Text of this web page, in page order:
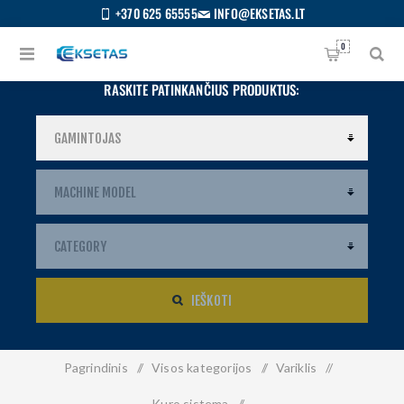
+370 625 65555 INFO@EKSETAS.LT
0
RASKITE PATINKANČIUS PRODUKTUS:
IEŠKOTI
Pagrindinis / Visos kategorijos / Variklis /